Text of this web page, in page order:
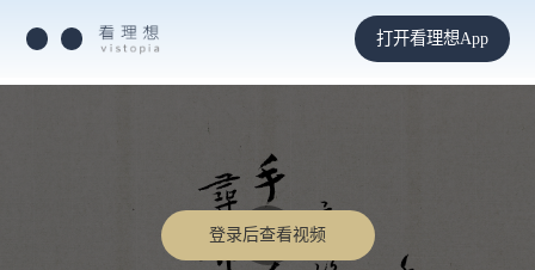
打开看理想App
登录后查看视频